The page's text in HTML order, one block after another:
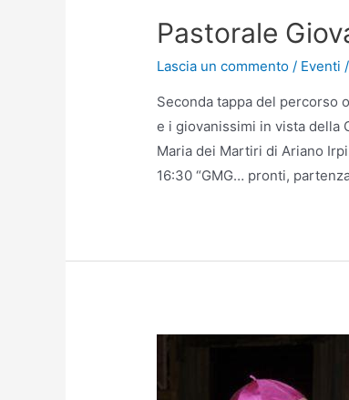
Pastorale
Lascia un commento / Eventi
Seconda tappa del percorso
e i giovanissimi in vista della
Maria dei Martiri di Ariano
16:30 “GMG… pronti,